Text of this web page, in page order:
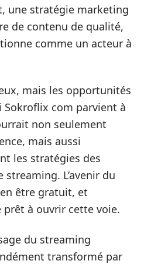
une stratégie marketing
de contenu de qualité,
comme un acteur à
mais les opportunités
com parvient à
non seulement
mais aussi
les stratégies des
L’avenir du
être gratuit, et
à ouvrir cette voie.
du streaming
transformé par